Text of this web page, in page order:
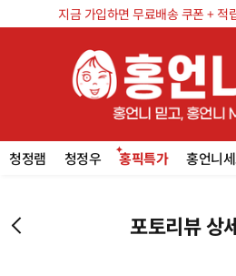
지금 가입하면 무료배송 쿠폰 + 적
청정램 청정우 홍픽특가 홍언니
포토리뷰 상